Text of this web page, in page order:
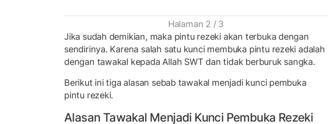
Halaman 2 / 3
Jika sudah demikian, maka pintu rezeki akan terbuka dengan
sendirinya. Karena salah satu kunci membuka pintu rezeki adalah
dengan tawakal kepada Allah SWT dan tidak berburuk sangka.
Berikut ini tiga alasan sebab tawakal menjadi kunci pembuka
pintu rezeki.
Alasan Tawakal Menjadi Kunci Pembuka Rezeki